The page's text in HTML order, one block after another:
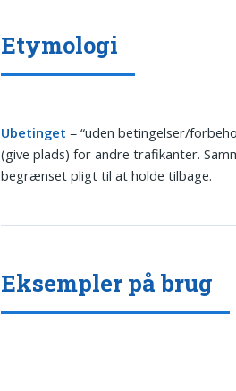
Etymologi
Ubetinget = “uden betingelser/
(give plads) for andre trafikanter.
begrænset pligt til at holde tilbage.
Eksempler på brug